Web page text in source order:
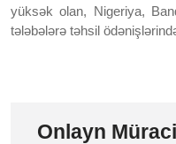
yüksək olan, Nigeriya,
tələbələrə təhsil
Onlayn